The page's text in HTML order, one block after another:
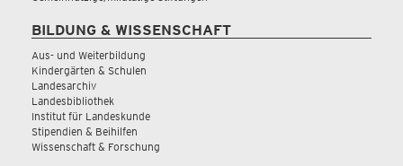
BILDUNG & WISSENSCHAFT
Aus- und Weiterbildung
Kindergärten & Schulen
Landesarchiv
Landesbibliothek
Institut für Landeskunde
Stipendien & Beihilfen
Wissenschaft & Forschung